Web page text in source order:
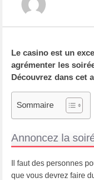
Le casino est un
agrémenter les
Découvrez dans cet
Sommaire
Annoncez la
Il faut des personnes
que vous devrez faire